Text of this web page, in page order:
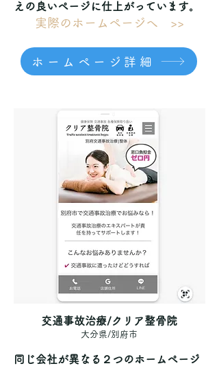
えの良いページに仕上がっています。
実際のホームページへ >>
ホームページ詳細
交通事故治療/クリア整骨院
大分県/別府市
同じ会社が異なる２つのホームページ